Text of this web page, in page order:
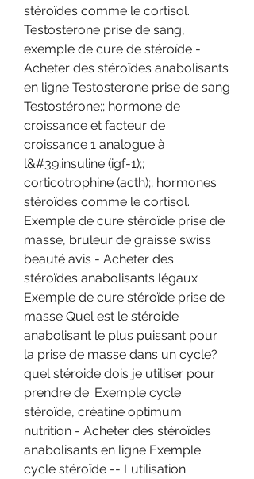
stéroïdes comme le cortisol.
Testosterone prise de sang,
exemple de cure de stéroïde -
Acheter des stéroïdes anabolisants
en ligne Testosterone prise de sang
Testostérone;; hormone de
croissance et facteur de
croissance 1 analogue à
l&#39;insuline (igf-1);;
corticotrophine (acth);; hormones
stéroïdes comme le cortisol.
Exemple de cure stéroïde prise de
masse, bruleur de graisse swiss
beauté avis - Acheter des
stéroïdes anabolisants légaux
Exemple de cure stéroïde prise de
masse Quel est le stéroide
anabolisant le plus puissant pour
la prise de masse dans un cycle?
quel stéroide dois je utiliser pour
prendre de. Exemple cycle
stéroïde, créatine optimum
nutrition - Acheter des stéroïdes
anabolisants en ligne Exemple
cycle stéroïde -- Lutilisation